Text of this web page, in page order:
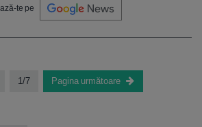
te pe
1/7 Pagina următoare